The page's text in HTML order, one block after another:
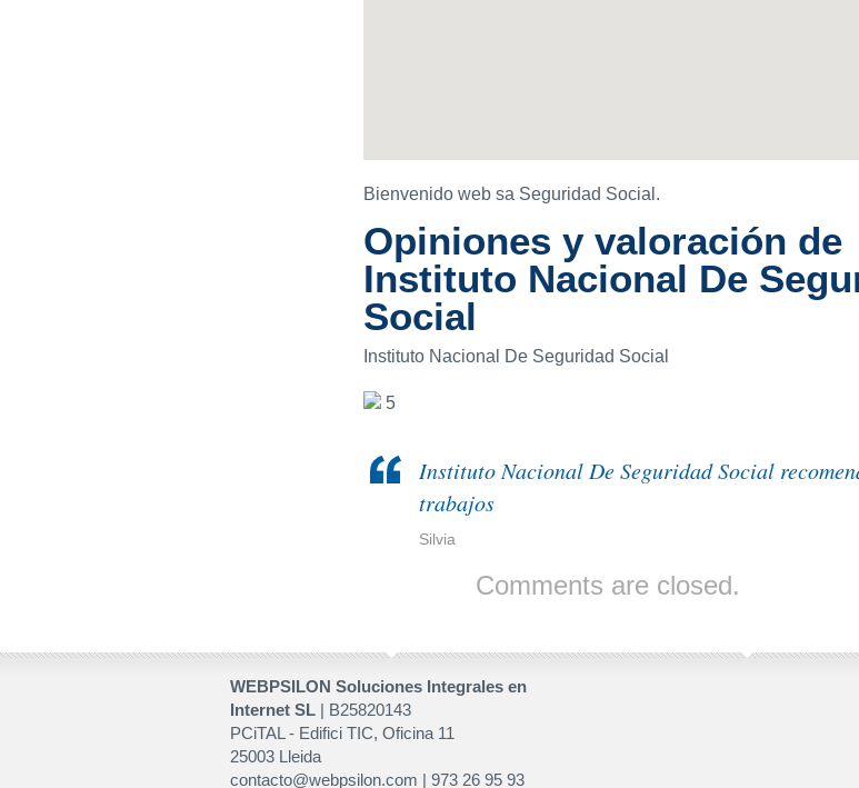
Bienvenido web sa Seguridad Social.
Opiniones y valoración de
Instituto Nacional De
Social
Instituto Nacional De Seguridad Social
5
Instituto Nacional De Seguridad Social
trabajos
Silvia
Comments are closed.
WEBPSILON Soluciones Integrales en
Internet SL | B25820143
PCiTAL - Edifici TIC, Oficina 11
25003 Lleida
contacto@webpsilon.com | 973 26 95 93